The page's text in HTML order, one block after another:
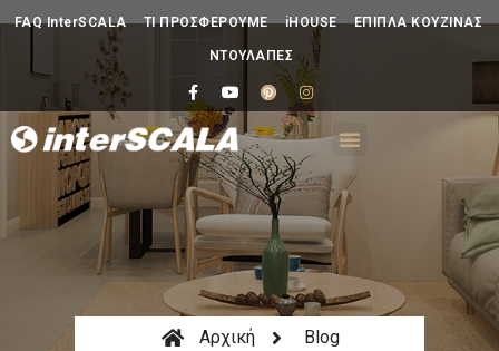
FAQ InterSCALA ΤΙ ΠΡΟΣΦΕΡΟΥΜΕ iHOUSE ΕΠΙΠΛΑ ΚΟΥΖΙΝΑΣ
ΝΤΟΥΛΑΠΕΣ
Αρχική Blog